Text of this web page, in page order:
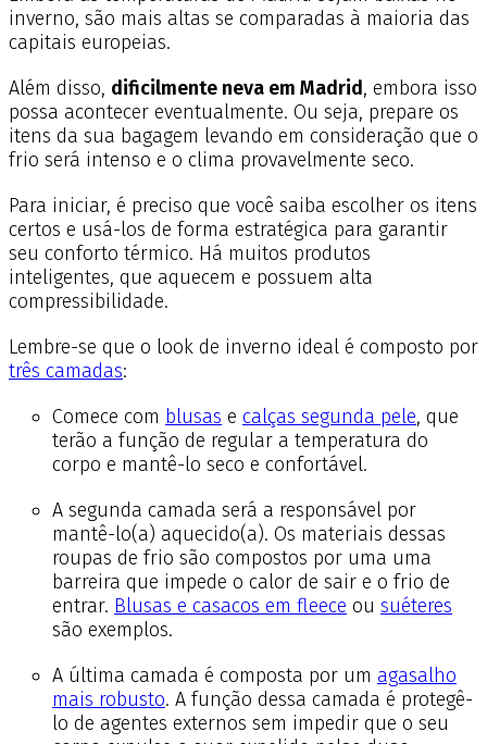
inverno, são mais altas se comparadas à maioria das
capitais europeias.
Além disso, dificilmente neva em Madrid, embora isso
possa acontecer eventualmente. Ou seja, prepare os
itens da sua bagagem levando em consideração que o
frio será intenso e o clima provavelmente seco.
Para iniciar, é preciso que você saiba escolher os itens
certos e usá-los de forma estratégica para garantir
seu conforto térmico. Há muitos produtos
inteligentes, que aquecem e possuem alta
compressibilidade.
Lembre-se que o look de inverno ideal é composto por
três camadas:
Comece com blusas e calças segunda pele, que
terão a função de regular a temperatura do
corpo e mantê-lo seco e confortável.
A segunda camada será a responsável por
mantê-lo(a) aquecido(a). Os materiais dessas
roupas de frio são compostos por uma uma
barreira que impede o calor de sair e o frio de
entrar. Blusas e casacos em fleece ou suéteres
são exemplos.
A última camada é composta por um agasalho
mais robusto. A função dessa camada é protegê-
lo de agentes externos sem impedir que o seu